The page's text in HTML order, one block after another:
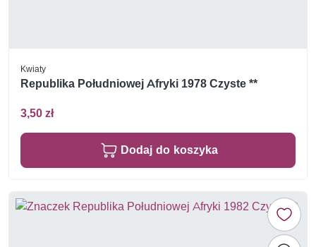
Kwiaty
Republika Południowej Afryki 1978 Czyste **
3,50 zł
Dodaj do koszyka